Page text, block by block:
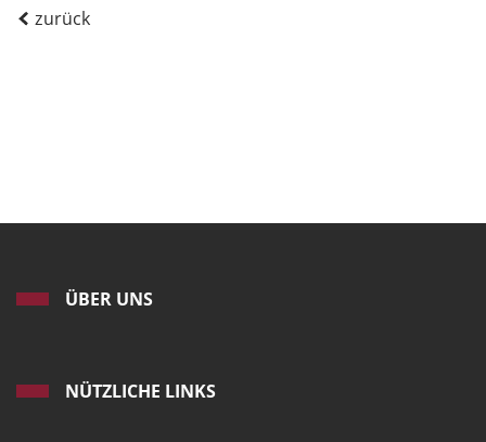
zurück
ÜBER UNS
NÜTZLICHE LINKS